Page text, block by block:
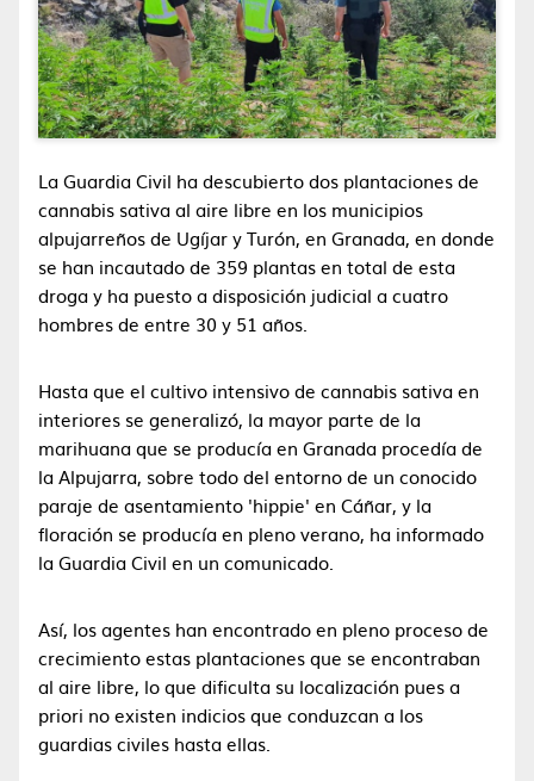
La Guardia Civil ha descubierto dos plantaciones de
cannabis sativa al aire libre en los municipios
alpujarreños de Ugíjar y Turón, en Granada, en donde
se han incautado de 359 plantas en total de esta
droga y ha puesto a disposición judicial a cuatro
hombres de entre 30 y 51 años.
Hasta que el cultivo intensivo de cannabis sativa en
interiores se generalizó, la mayor parte de la
marihuana que se producía en Granada procedía de
la Alpujarra, sobre todo del entorno de un conocido
paraje de asentamiento 'hippie' en Cáñar, y la
floración se producía en pleno verano, ha informado
la Guardia Civil en un comunicado.
Así, los agentes han encontrado en pleno proceso de
crecimiento estas plantaciones que se encontraban
al aire libre, lo que dificulta su localización pues a
priori no existen indicios que conduzcan a los
guardias civiles hasta ellas.